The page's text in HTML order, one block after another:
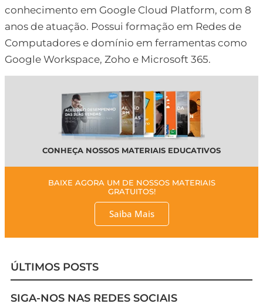
conhecimento em Google Cloud Platform, com 8
anos de atuação. Possui formação em Redes de
Computadores e domínio em ferramentas como
Google Workspace, Zoho e Microsoft 365.
CONHEÇA NOSSOS MATERIAIS EDUCATIVOS
BAIXE AGORA UM DE NOSSOS MATERIAIS
GRATUITOS!
Saiba Mais
ÚLTIMOS POSTS
SIGA-NOS NAS REDES SOCIAIS